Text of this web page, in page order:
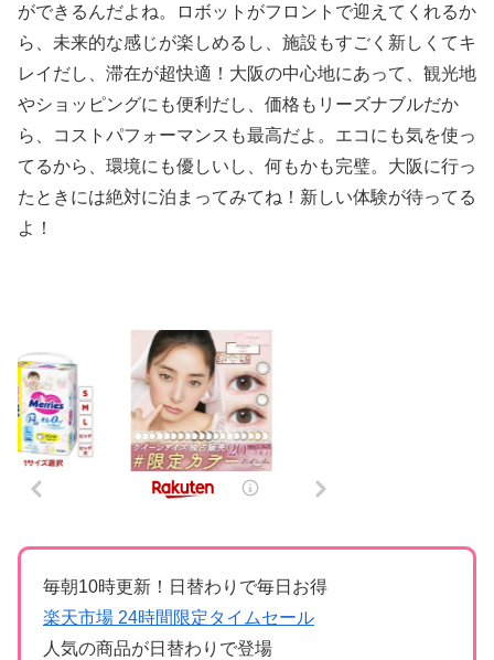
ができるんだよね。ロボットがフロントで迎えてくれるか
ら、未来的な感じが楽しめるし、施設もすごく新しくてキ
レイだし、滞在が超快適！大阪の中心地にあって、観光地
やショッピングにも便利だし、価格もリーズナブルだか
ら、コストパフォーマンスも最高だよ。エコにも気を使っ
てるから、環境にも優しいし、何もかも完璧。大阪に行っ
たときには絶対に泊まってみてね！新しい体験が待ってる
よ！
毎朝10時更新！日替わりで毎日お得
楽天市場 24時間限定タイムセール
人気の商品が日替わりで登場